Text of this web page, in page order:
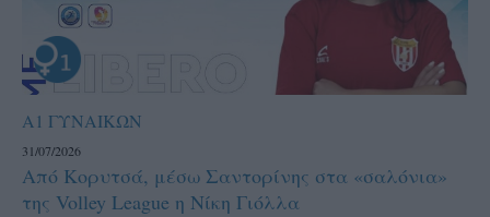
Α1 ΓΥΝΑΙΚΩΝ
31/07/2026
Από Κορυτσά, μέσω Σαντορίνης στα «σαλόνια»
της Volley League η Νίκη Γιόλλα